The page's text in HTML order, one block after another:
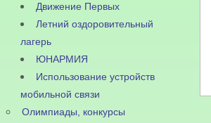
Движение Первых
Летний оздоровительный
лагерь
ЮНАРМИЯ
Использование устройств
мобильной связи
Олимпиады, конкурсы